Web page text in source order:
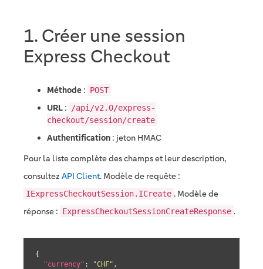
1. Créer une session
Express Checkout
Méthode : POST
URL :
/api/v2.0/express-
checkout/session/create
Authentification : jeton HMAC
Pour la liste complète des champs et leur description,
consultez API Client. Modèle de requête :
IExpressCheckoutSession.ICreate . Modèle de
réponse : ExpressCheckoutSessionCreateResponse .
{
"currency" : "CHF" ,